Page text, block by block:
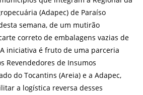
(Adapec) de Paraíso
semana, de um mutirão
correto de embalagens vazias de
iniciativa é fruto de uma parceria
Revendedores de Insumos
do Tocantins (Areia) e a Adapec,
a logística reversa desses